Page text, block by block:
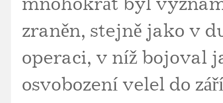
mnohokrát byl
zraněn, stejně jako v
operaci, v níž bojoval
osvobození velel do